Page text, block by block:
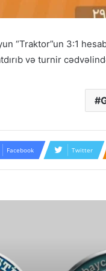
“Traktor”un 3:1
və turnir
Facebook Twitter